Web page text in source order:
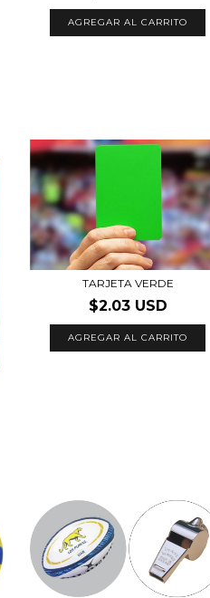
TARJETA VERDE
$2.03 USD
AGREGAR AL CARRITO